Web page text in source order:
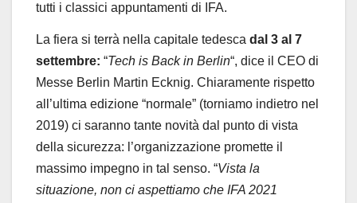
tutti i classici appuntamenti di IFA.
La fiera si terrà nella capitale tedesca dal 3 al 7
settembre: “Tech is Back in Berlin“, dice il CEO di
Messe Berlin Martin Ecknig. Chiaramente rispetto
all’ultima edizione “normale” (torniamo indietro nel
2019) ci saranno tante novità dal punto di vista
della sicurezza: l’organizzazione promette il
massimo impegno in tal senso. “Vista la
situazione, non ci aspettiamo che IFA 2021